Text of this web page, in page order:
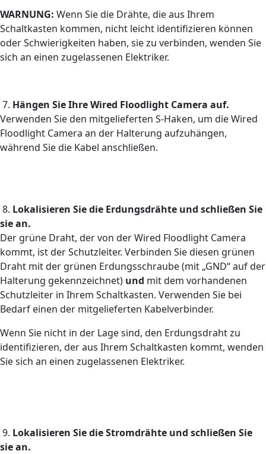
WARNUNG: Wenn Sie die Drähte, die aus Ihrem
Schaltkasten kommen, nicht leicht identifizieren können
oder Schwierigkeiten haben, sie zu verbinden, wenden Sie
sich an einen zugelassenen Elektriker.
7. Hängen Sie Ihre Wired Floodlight Camera auf.
Verwenden Sie den mitgelieferten S-Haken, um die Wired
Floodlight Camera an der Halterung aufzuhängen,
während Sie die Kabel anschließen.
8. Lokalisieren Sie die Erdungsdrähte und schließen Sie
sie an.
Der grüne Draht, der von der Wired Floodlight Camera
kommt, ist der Schutzleiter. Verbinden Sie diesen grünen
Draht mit der grünen Erdungsschraube (mit „GND“ auf der
Halterung gekennzeichnet) und mit dem vorhandenen
Schutzleiter in Ihrem Schaltkasten. Verwenden Sie bei
Bedarf einen der mitgelieferten Kabelverbinder.
Wenn Sie nicht in der Lage sind, den Erdungsdraht zu
identifizieren, der aus Ihrem Schaltkasten kommt, wenden
Sie sich an einen zugelassenen Elektriker.
9. Lokalisieren Sie die Stromdrähte und schließen Sie
sie an.